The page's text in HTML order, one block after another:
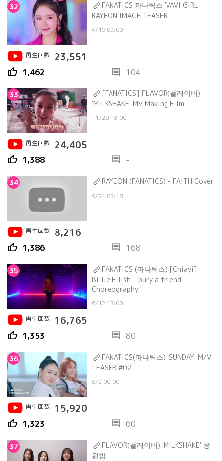
32
FANATICS 파나틱스 'VAVI GIRL'
RAYEON IMAGE TEASER
4/19 00:00
再生回数 23,551
thumb_up 1,462 comment 104
33
[FANATICS] FLAVOR(플레이버)
'MILKSHAKE' MV Making Film
11/29 18:00
再生回数 24,405
thumb_up 1,388 comment -
34 RAYEON (FANATICS) - FAITH Cover
9/24 08:48
再生回数 8,216
thumb_up 1,386 comment 168
35
FANATICS (파나틱스) [Chiayi]
Billie Eilish - bury a friend
Choreography
6/12 18:00
再生回数
16,765
thumb_up 1,353 comment 80
36
FANATICS(파나틱스) 'SUNDAY' M/V
TEASER #02
8/2 00:00
再生回数 15,920
thumb_up 1,323 comment 60
37
FLAVOR(플레이버) 'MILKSHAKE' 응
원법